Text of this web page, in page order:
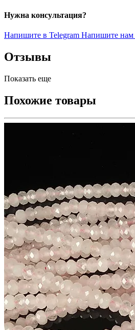
Нужна консультация?
Напишите в Telegram Напишите нам
Отзывы
Показать еще
Похожие товары